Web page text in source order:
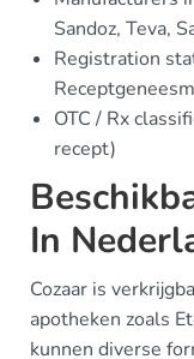
Sandoz, Teva,
Registration
OTC / Rx
recept)
In
Cozaar is
apotheken zoals
kunnen diverse